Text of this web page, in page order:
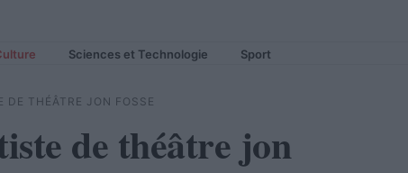
Sciences et Technologie Sport
DE THÉÂTRE JON FOSSE
de théâtre jon